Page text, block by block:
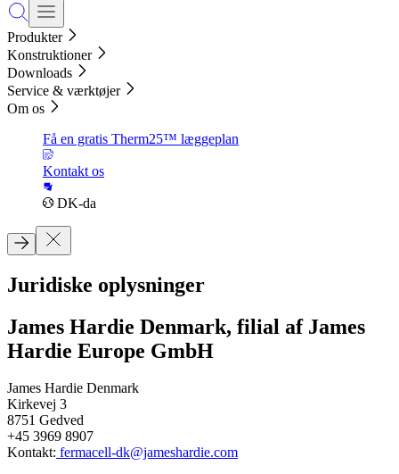
Produkter
Konstruktioner
Downloads
Service & værktøjer
Om os
Få en gratis Therm25™ læggeplan
Kontakt os
DK-da
Juridiske oplysninger
James Hardie Denmark, filial af James
Hardie Europe GmbH
James Hardie Denmark
Kirkevej 3
8751 Gedved
+45 3969 8907
Kontakt: fermacell-dk@jameshardie.com